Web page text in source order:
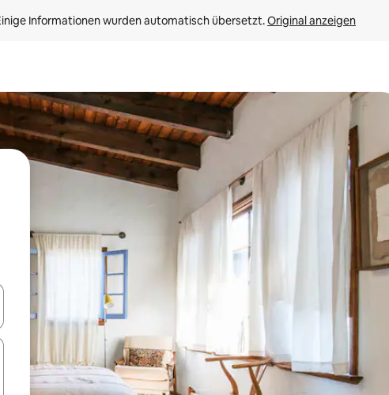
Informationen wurden automatisch übersetzt. Original anzeigen
nach oben und unten oder erkunde die Ergebnisse durch